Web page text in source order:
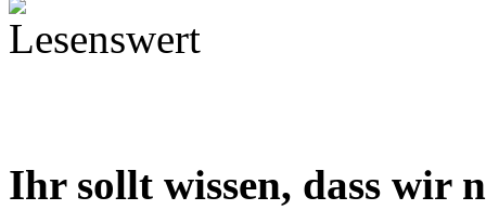
Ihr sollt wissen, dass wir